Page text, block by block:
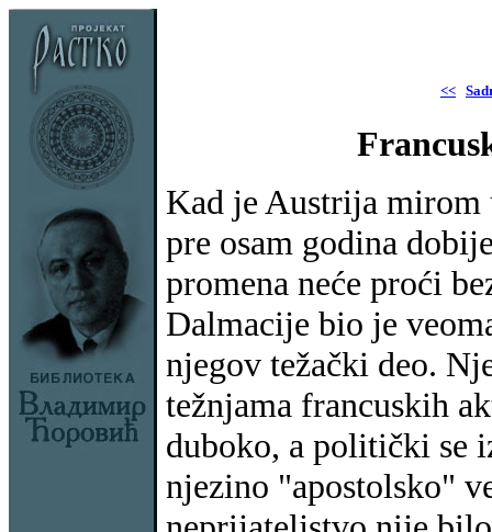
<<
Kad je Austrija mirom
pre osam godina
promena neće proći
Dalmacije bio je
njegov težački deo.
težnjama francuskih
duboko, a politički se
njezino "apostolsko"